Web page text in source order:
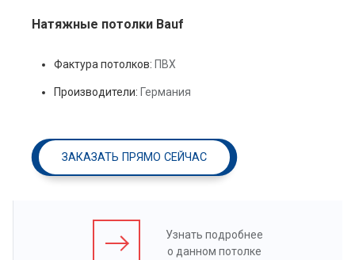
Натяжные потолки Bauf
Фактура потолков: ПВХ
Производители: Германия
ЗАКАЗАТЬ ПРЯМО СЕЙЧАС
Узнать подробнее
о данном потолке